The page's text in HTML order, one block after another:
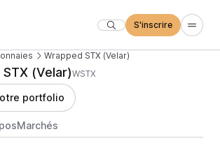
S'inscrire
Wrapped STX (Velar)
(Velar)WSTX
portfolio
Marchés